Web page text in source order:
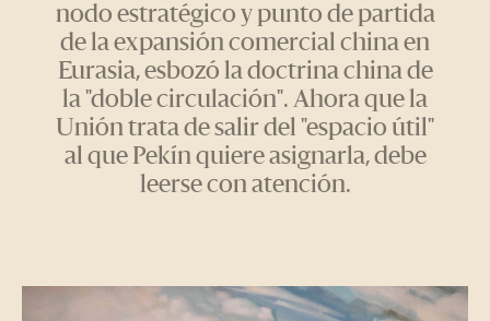
nodo estratégico y punto de partida
de la expansión comercial china en
Eurasia, esbozó la doctrina china de
la "doble circulación". Ahora que la
Unión trata de salir del "espacio útil"
al que Pekín quiere asignarla, debe
leerse con atención.